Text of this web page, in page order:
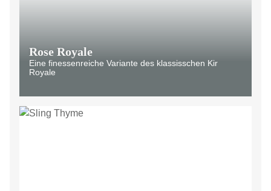
Rose Royale
Eine finessenreiche Variante des klassisschen Kir
Royale